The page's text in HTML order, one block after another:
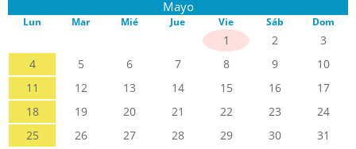
Mayo
Lun Mar Mié Jue Vie Sáb Dom
1 2
3
4
5 6 7 8 9
10
11
12 13 14 15 16
17
18
19 20 21 22 23
24
25
26 27 28 29 30
31